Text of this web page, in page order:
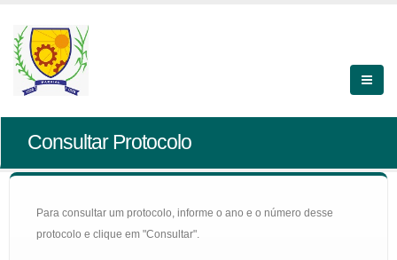
Consultar Protocolo
Para consultar um protocolo, informe o ano e o número desse
protocolo e clique em "Consultar".